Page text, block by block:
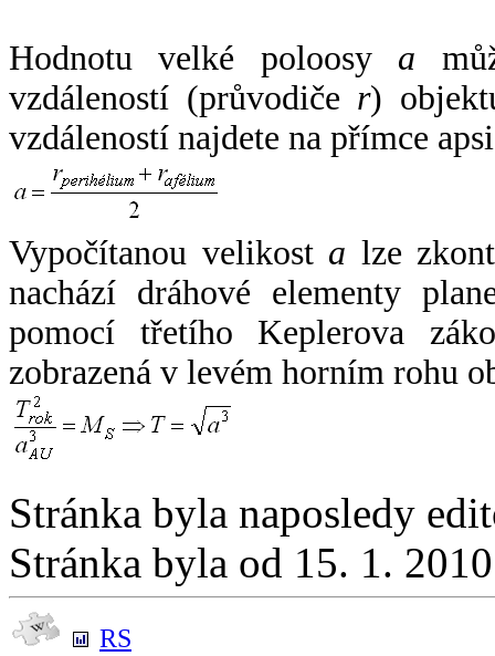
Hodnotu velké poloosy a
vzdáleností (průvodiče r)
vzdáleností najdete na přímce
Vypočítanou velikost a lze
nachází dráhové elementy
pomocí třetího Keplerova
zobrazená v levém horním rohu
Stránka byla naposledy
Stránka byla od 15. 1.
RS